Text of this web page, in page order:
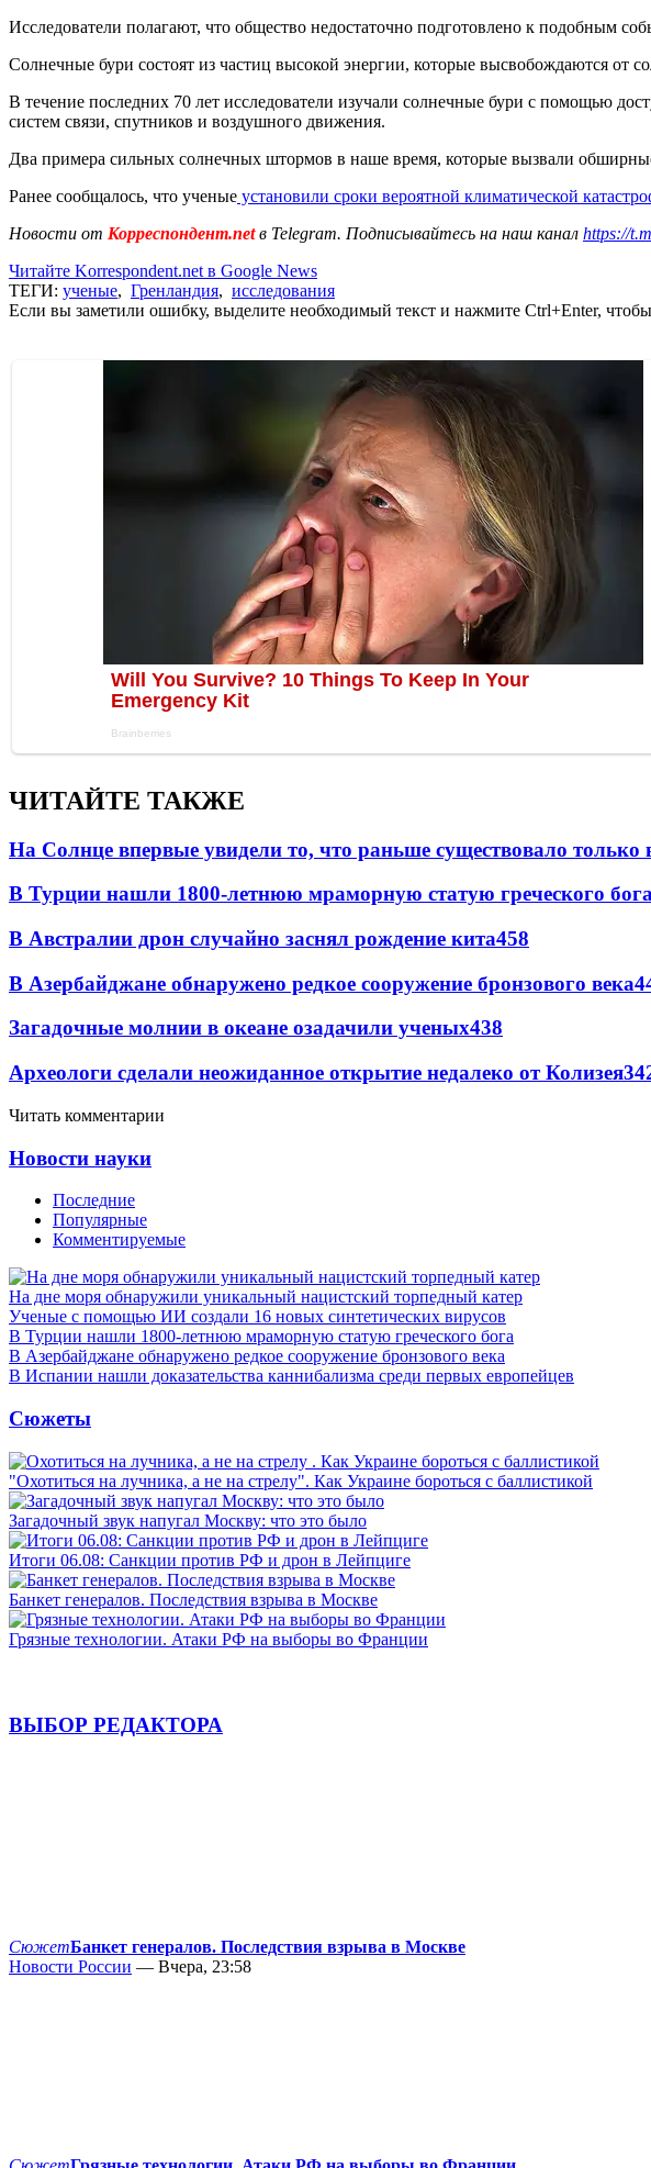
Исследователи полагают, что общество недостаточно подготовлено к подобным
Солнечные бури состоят из частиц высокой энергии, которые высвобождаются от
В течение последних 70 лет исследователи изучали солнечные бури с помощью
систем связи, спутников и воздушного движения.
Два примера сильных солнечных штормов в наше время, которые вызвали
Ранее сообщалось, что ученые установили сроки вероятной климатической
Новости от Корреспондент.netв Telegram. Подписывайтесь на наш канал https://
Читайте Korrespondent.net в Google News
ТЕГИ: ученые, Гренландия, исследования
Если вы заметили ошибку, выделите необходимый текст и нажмите Ctrl+Enter,
ЧИТАЙТЕ ТАКЖЕ
На Солнце впервые увидели то, что раньше существовало только
В Турции нашли 1800-летнюю мраморную статую греческого
В Австралии дрон случайно заснял рождение кита458
В Азербайджане обнаружено редкое сооружение бронзового века
Загадочные молнии в океане озадачили ученых438
Археологи сделали неожиданное открытие недалеко от Колизея
Читать комментарии
Новости науки
Последние
Популярные
Комментируемые
На дне моря обнаружили уникальный нацистский торпедный катер
Ученые с помощью ИИ создали 16 новых синтетических вирусов
В Турции нашли 1800-летнюю мраморную статую греческого бога
В Азербайджане обнаружено редкое сооружение бронзового века
В Испании нашли доказательства каннибализма среди первых европейцев
Сюжеты
"Охотиться на лучника, а не на стрелу". Как Украине бороться с баллистикой
Загадочный звук напугал Москву: что это было
Итоги 06.08: Санкции против РФ и дрон в Лейпциге
Банкет генералов. Последствия взрыва в Москве
Грязные технологии. Атаки РФ на выборы во Франции
ВЫБОР РЕДАКТОРА
СюжетБанкет генералов. Последствия взрыва в Москве
Новости России — Вчера, 23:58